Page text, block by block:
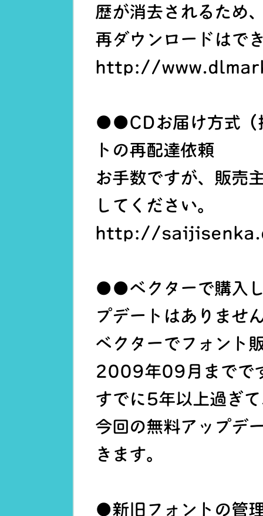
歴が消去されるため
再ダウンロードはで
http://
●●CDお届け方式（
トの再配達依頼
お手数ですが、販売
してください。
http://
●●ベクターで購入
プデートはありませ
ベクターでフォント
2009年09月までで
すでに5年以上過ぎ
今回の無料アップデ
きます。
●新旧フォントの管